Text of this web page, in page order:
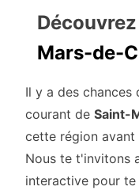
Mars-de-
Il y a des chances
courant de Saint-
cette région
Nous te t'invitons
interactive pour